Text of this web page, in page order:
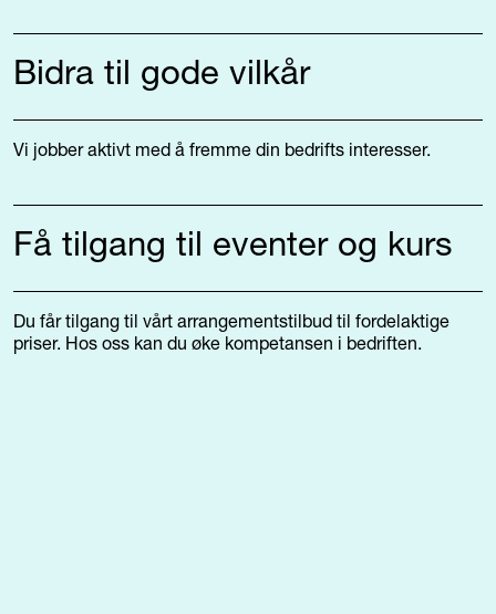
Bidra til gode vilkår
Vi jobber aktivt med å fremme din bedrifts interesser.
Få tilgang til eventer og kurs
Du får tilgang til vårt arrangementstilbud til fordelaktige
priser. Hos oss kan du øke kompetansen i bedriften.